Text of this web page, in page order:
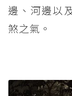
邊、河邊以
煞之氣。